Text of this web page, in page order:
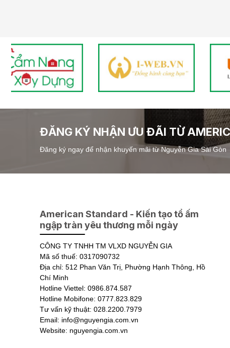
ĐĂNG KÝ NHẬN ƯU ĐÃI TỪ
Đăng ký ngay để nhận khuyến mãi từ Nguyễn Gia Sài Gòn
American Standard - Kiến tạo tổ ấm
ngập tràn yêu thương mỗi ngày
CÔNG TY TNHH TM VLXD NGUYỄN GIA
Mã số thuế: 0317090732
Địa chỉ: 512 Phan Văn Trị, Phường Hạnh Thông, Hồ
Chí Minh
Hotline Viettel: 0986.874.587
Hotline Mobifone: 0777.823.829
Tư vấn kỹ thuật: 028.2200.7979
Email: info@nguyengia.com.vn
Website: nguyengia.com.vn